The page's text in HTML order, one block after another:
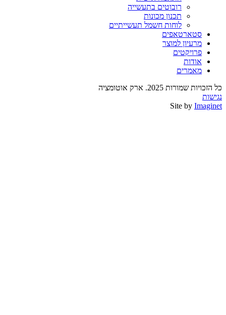
רובוטים בתעשייה
תכנון מכונות
לוחות חשמל תעשייתיים
סטארטאפים
מרעיון למוצר
פרויקטים
אודות
מאמרים
כל הזכויות שמורות 2025. ארק אוטומציה
נגישות
Site by Imaginet